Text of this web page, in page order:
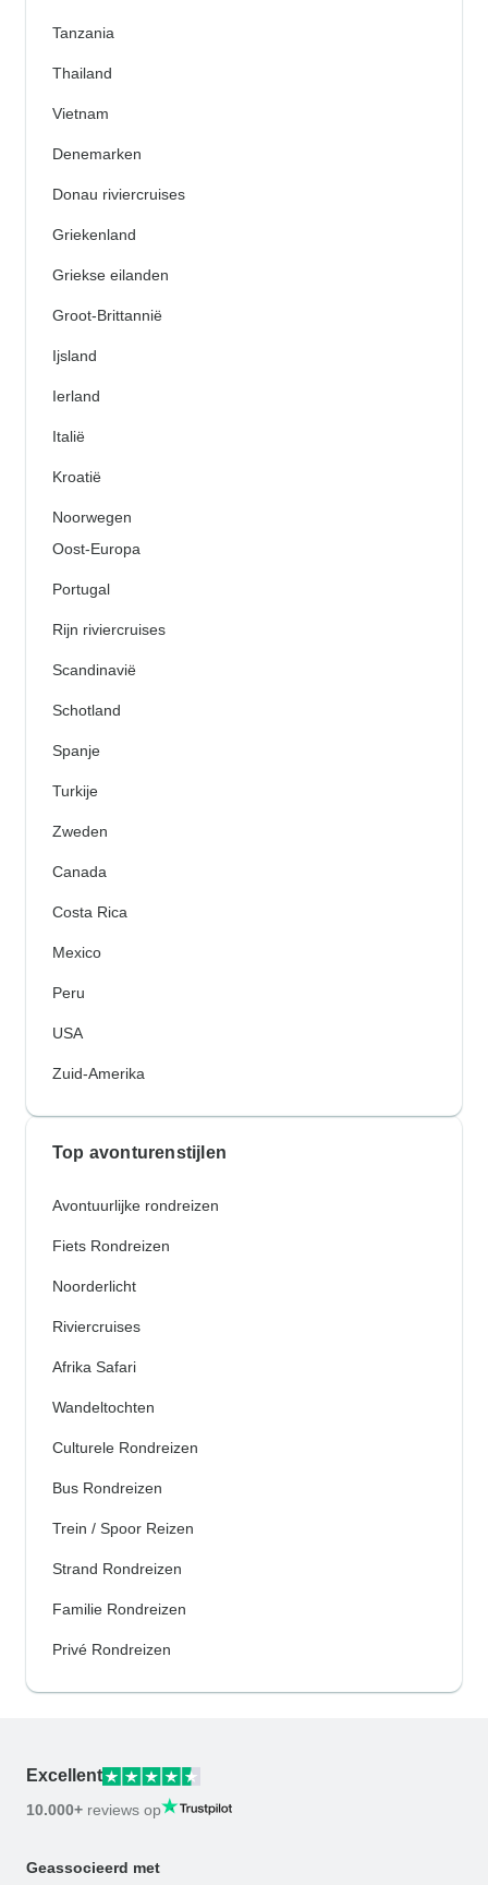
Tanzania
Thailand
Vietnam
Denemarken
Donau riviercruises
Griekenland
Griekse eilanden
Groot-Brittannië
Ijsland
Ierland
Italië
Kroatië
Noorwegen
Oost-Europa
Portugal
Rijn riviercruises
Scandinavië
Schotland
Spanje
Turkije
Zweden
Canada
Costa Rica
Mexico
Peru
USA
Zuid-Amerika
Top avonturenstijlen
Avontuurlijke rondreizen
Fiets Rondreizen
Noorderlicht
Riviercruises
Afrika Safari
Wandeltochten
Culturele Rondreizen
Bus Rondreizen
Trein / Spoor Reizen
Strand Rondreizen
Familie Rondreizen
Privé Rondreizen
Excellent
10.000+ reviews op
Geassocieerd met